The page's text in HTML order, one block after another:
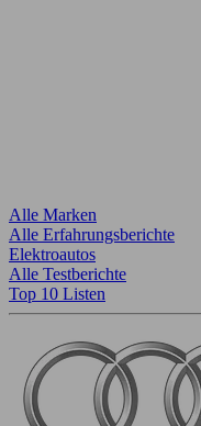
Alle Marken
Alle Erfahrungsberichte
Elektroautos
Alle Testberichte
Top 10 Listen